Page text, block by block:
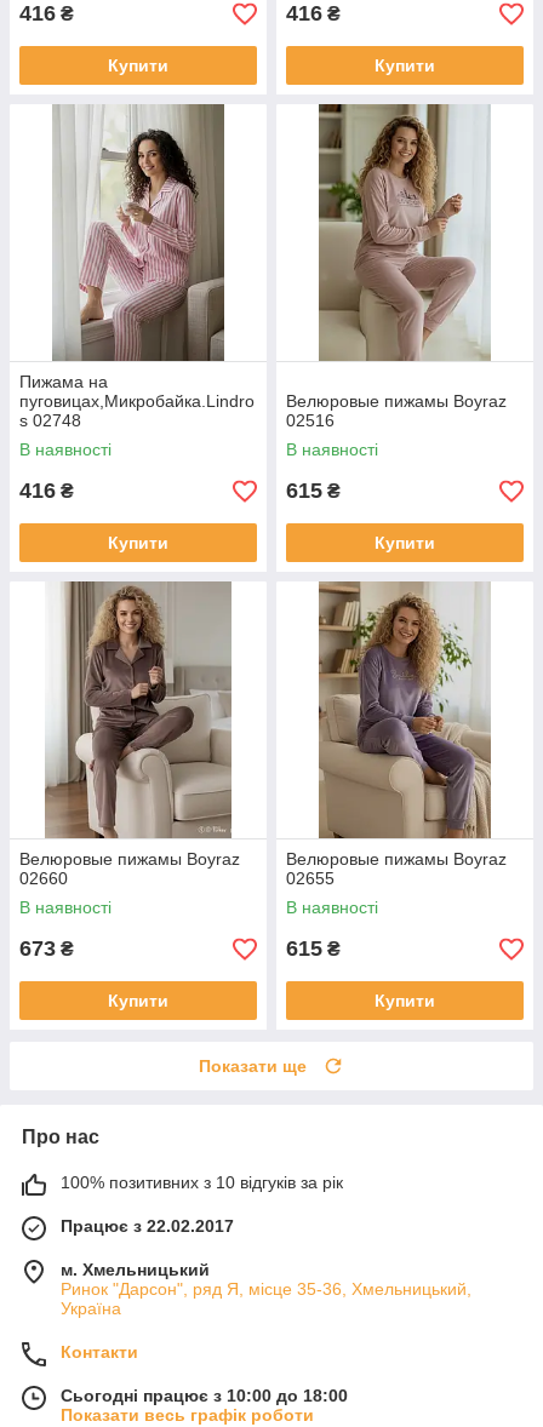
416 ₴
Купити
416 ₴
Купити
Пижама на
пуговицах,Микробайка.Lindro
s 02748
В наявності
416 ₴
Купити
Велюровые пижамы Boyraz
02516
В наявності
615 ₴
Купити
Велюровые пижамы Boyraz
02660
В наявності
673 ₴
Купити
Велюровые пижамы Boyraz
02655
В наявності
615 ₴
Купити
Показати ще
Про нас
100% позитивних з 10 відгуків за рік
Працює з 22.02.2017
м. Хмельницький
Ринок "Дарсон", ряд Я, місце 35-36, Хмельницький,
Україна
Контакти
Сьогодні працює з 10:00 до 18:00
Показати весь графік роботи